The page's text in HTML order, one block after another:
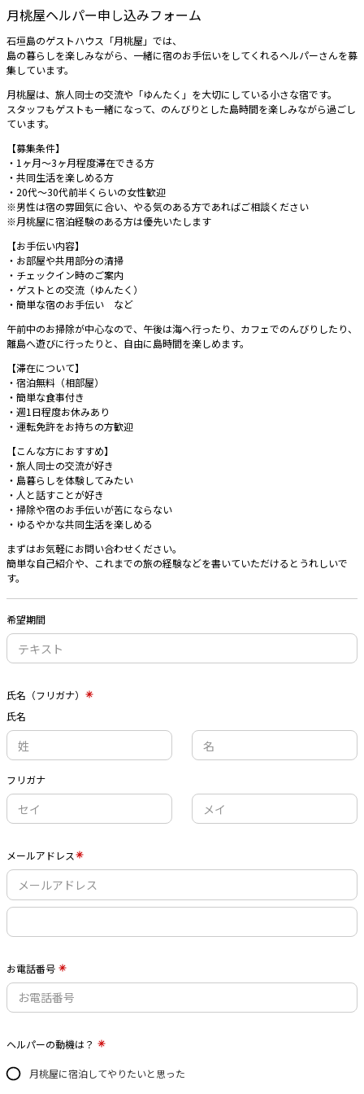
月桃屋ヘルパー申し込みフォーム
石垣島のゲストハウス「月桃屋」では、
島の暮らしを楽しみながら、一緒に宿のお手伝いをしてくれるヘルパーさんを募
集しています。
月桃屋は、旅人同士の交流や「ゆんたく」を大切にしている小さな宿です。
スタッフもゲストも一緒になって、のんびりとした島時間を楽しみながら過ごし
ています。
【募集条件】
・1ヶ月〜3ヶ月程度滞在できる方
・共同生活を楽しめる方
・20代〜30代前半くらいの女性歓迎
※男性は宿の雰囲気に合い、やる気のある方であればご相談ください
※月桃屋に宿泊経験のある方は優先いたします
【お手伝い内容】
・お部屋や共用部分の清掃
・チェックイン時のご案内
・ゲストとの交流（ゆんたく）
・簡単な宿のお手伝い など
午前中のお掃除が中心なので、午後は海へ行ったり、カフェでのんびりしたり、
離島へ遊びに行ったりと、自由に島時間を楽しめます。
【滞在について】
・宿泊無料（相部屋）
・簡単な食事付き
・週1日程度お休みあり
・運転免許をお持ちの方歓迎
【こんな方におすすめ】
・旅人同士の交流が好き
・島暮らしを体験してみたい
・人と話すことが好き
・掃除や宿のお手伝いが苦にならない
・ゆるやかな共同生活を楽しめる
まずはお気軽にお問い合わせください。
簡単な自己紹介や、これまでの旅の経験などを書いていただけるとうれしいで
す。
希望期間
氏名（フリガナ）
氏名
フリガナ
メールアドレス
お電話番号
ヘルパーの動機は？
月桃屋に宿泊してやりたいと思った